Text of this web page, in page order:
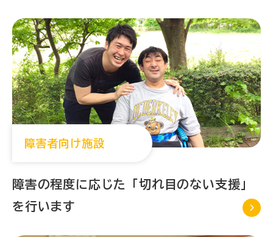
障害者向け施設
障害の程度に応じた
「切れ目のない支援」
を行います